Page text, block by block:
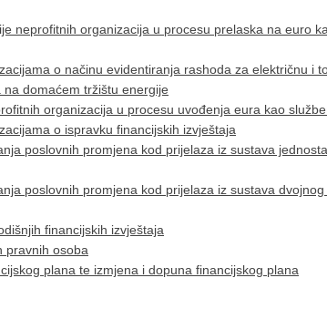
neprofitnih organizacija u procesu prelaska na euro
o načinu evidentiranja rashoda za električnu i
domaćem tržištu energije
organizacija u procesu uvođenja eura kao
o ispravku financijskih izvještaja
poslovnih promjena kod prijelaza iz sustava
poslovnih promjena kod prijelaza iz sustava
financijskih izvještaja
pravnih osoba
plana te izmjena i dopuna financijskog plana